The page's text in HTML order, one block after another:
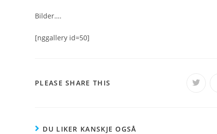
Bilder….
[nggallery id=50]
PLEASE SHARE THIS Opens
DU LIKER KANSKJE OGSÅ